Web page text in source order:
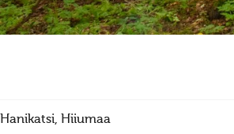
Hanikatsi, Hiiumaa